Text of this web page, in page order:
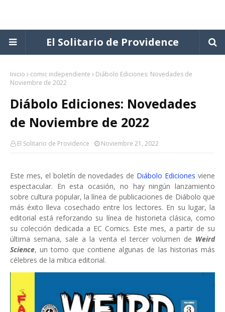
El Solitario de Providence
Inicio comic independiente
Diábolo Ediciones: Novedades de
Noviembre de 2022
Diábolo Ediciones: Novedades
de Noviembre de 2022
El Solitario de Providence Noviembre 21, 2022
Este mes, el boletín de novedades de Diábolo Ediciones viene
espectacular. En esta ocasión, no hay ningún lanzamiento
sobre cultura popular, la línea de publicaciones de Diábolo que
más éxito lleva cosechado entre los lectores. En su lugar, la
editorial está reforzando su línea de historieta clásica, como
su colección dedicada a EC Comics. Este mes, a partir de su
última semana, sale a la venta el tercer volumen de Weird
Science, un tomo que contiene algunas de las historias más
célebres de la mítica editorial.